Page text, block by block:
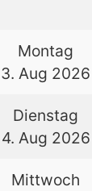
Montag
3. Aug 2026
Dienstag
4. Aug 2026
Mittwoch